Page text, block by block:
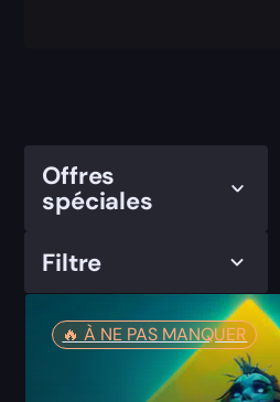
Offres
spéciales
Filtre
🔥️ À NE PAS MANQUER